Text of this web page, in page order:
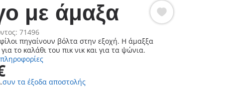
με άμαξα
71496
πηγαίνουν βόλτα στην εξοχή. Η άμαξξα
το καλάθι του πικ νικ και για τα ψώνια.
συν τα έξοδα αποστολής